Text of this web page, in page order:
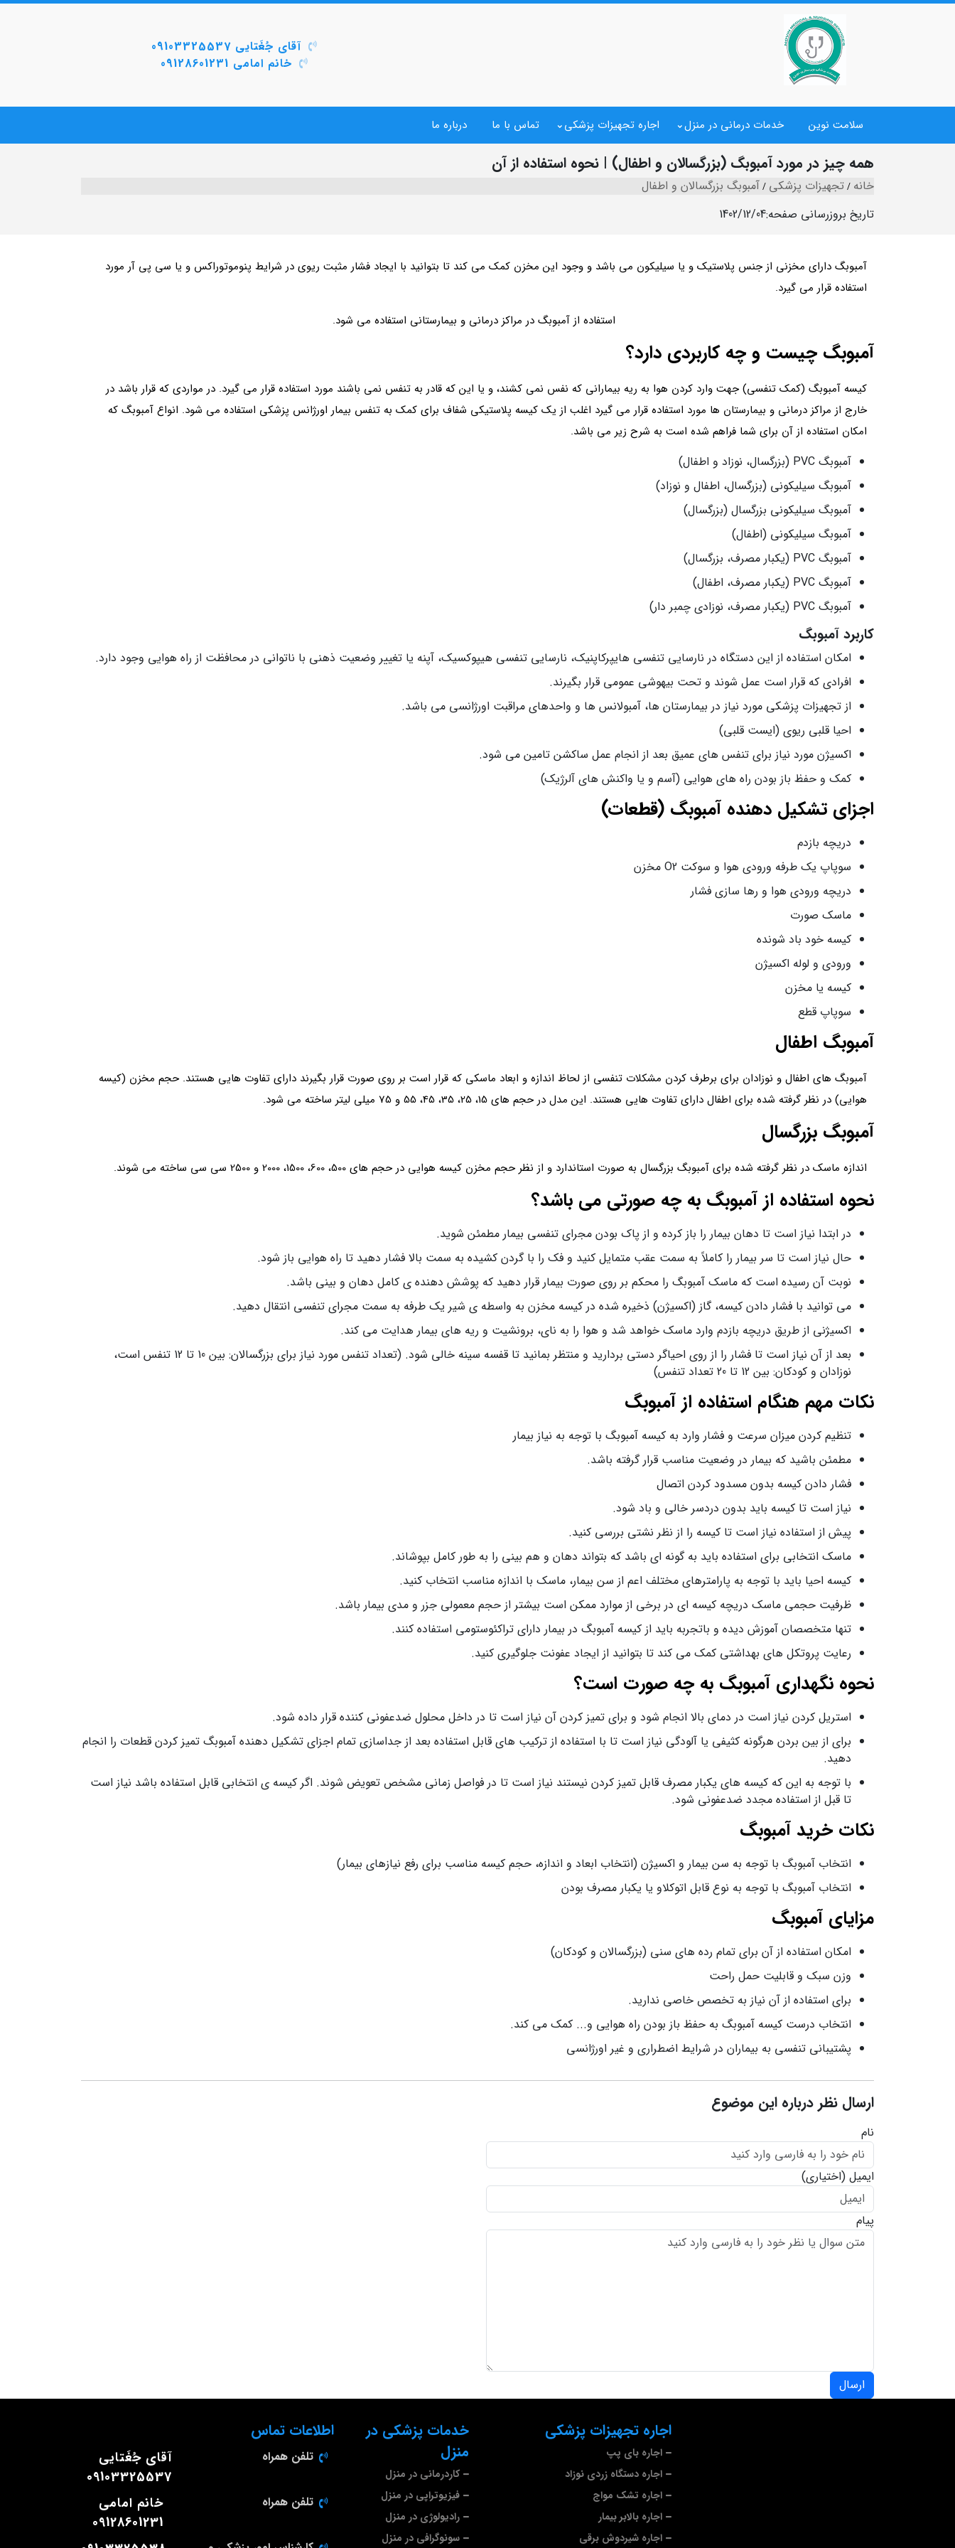
آقای جُغَتایی 09103325537
خانم امامی 09128601231
سلامت نوین خدمات درمانی در منزل اجاره تجهیزات پزشکی تماس با ما درباره ما
همه چیز در مورد آمبوبگ (بزرگسالان و اطفال) | نحوه استفاده از آن
خانه تجهیزات پزشکی آمبوبگ بزرگسالان و اطفال
تاریخ بروزرسانی صفحه:1402/12/04
آمبوبگ دارای مخزنی از جنس پلاستیک و یا سیلیکون می باشد و وجود این مخزن کمک می کند تا بتوانید با ایجاد فشار مثبت ریوی در شرایط پنوموتوراکس و یا سی پی آر مورد
استفاده قرار می گیرد.
استفاده از آمبوبگ در مراکز درمانی و بیمارستانی استفاده می شود.
آمبوبگ چیست و چه کاربردی دارد؟
کیسه آمبوبگ (کمک تنفسی) جهت وارد کردن هوا به ریه بیمارانی که نفس نمی کشند، و یا این که قادر به تنفس نمی باشند مورد استفاده قرار می گیرد. در مواردی که قرار باشد در
خارج از مراکز درمانی و بیمارستان ها مورد استفاده قرار می گیرد اغلب از یک کیسه پلاستیکی شفاف برای کمک به تنفس بیمار اورژانس پزشکی استفاده می‌ شود. انواع آمبوبگ که
امکان استفاده از آن برای شما فراهم شده است به شرح زیر می باشد.
آمبوبگ PVC (بزرگسال، نوزاد و اطفال)
آمبوبگ سیلیکونی (بزرگسال، اطفال و نوزاد)
آمبوبگ سیلیکونی بزرگسال (بزرگسال)
آمبوبگ سیلیکونی (اطفال)
آمبوبگ PVC (یکبار مصرف، بزرگسال)
آمبوبگ PVC (یکبار مصرف، اطفال)
آمبوبگ PVC (یکبار مصرف، نوزادی چمبر دار)
کاربرد آمبوبگ
امکان استفاده از این دستگاه در نارسایی تنفسی هایپرکاپنیک، نارسایی تنفسی هیپوکسیک، آپنه یا تغییر وضعیت ذهنی با ناتوانی در محافظت از راه هوایی وجود دارد.
افرادی که قرار است عمل شوند و تحت بیهوشی عمومی قرار بگیرند.
از تجهیزات پزشکی مورد نیاز در بیمارستان ها، آمبولانس ها و واحدهای مراقبت اورژانسی می باشد.
احیا قلبی ریوی (ایست قلبی)
اکسیژن مورد نیاز برای تنفس های عمیق بعد از انجام عمل ساکشن تامین می شود.
کمک و حفظ باز بودن راه های هوایی (آسم و یا واکنش های آلرژیک)
اجزای تشکیل دهنده آمبوبگ (قطعات)
دریچه بازدم
سوپاپ یک طرفه ورودی هوا و سوکت O2 مخزن
دریچه ورودی هوا و رها سازی فشار
ماسک صورت
کیسه خود باد شونده
ورودی و لوله اکسیژن
کیسه یا مخزن
سوپاپ قطع
آمبوبگ اطفال
آمبوبگ های اطفال و نوزادان برای برطرف کردن مشکلات تنفسی از لحاظ اندازه و ابعاد ماسکی که قرار است بر روی صورت قرار بگیرند دارای تفاوت هایی هستند. حجم مخزن (کیسه
هوایی) در نظر گرفته شده برای اطفال دارای تفاوت هایی هستند. این مدل در حجم های 15، 25، 35، 45، 55 و 75 میلی لیتر ساخته می شود.
آمبوبگ بزرگسال
اندازه ماسک در نظر گرفته شده برای آمبوبگ بزرگسال به صورت استاندارد و از نظر حجم مخزن کیسه هوایی در حجم های 500، 600، 1500، 2000 و 2500 سی سی ساخته می شوند.
نحوه استفاده از آمبوبگ به چه صورتی می باشد؟
در ابتدا نیاز است تا دهان بیمار را باز کرده و از پاک بودن مجرای تنفسی بیمار مطمئن شوید.
حال نیاز است تا سر بیمار را کاملاً به سمت عقب متمایل کنید و فک را با گردن کشیده به سمت بالا فشار دهید تا راه هوایی باز شود.
نوبت آن رسیده است که ماسک آمبوبگ را محکم بر روی صورت بیمار قرار دهید که پوشش دهنده ی کامل دهان و بینی باشد.
می توانید با فشار دادن کیسه، گاز (اکسیژن) ذخیره شده در کیسه مخزن به واسطه ی شیر یک طرفه به سمت مجرای تنفسی انتقال دهید.
اکسیژنی از طریق دریچه بازدم وارد ماسک خواهد شد و هوا را به نای، برونشیت و ریه های بیمار هدایت می کند.
بعد از آن نیاز است تا فشار را از روی احیاگر دستی بردارید و منتظر بمانید تا قفسه سینه خالی شود. (تعداد تنفس مورد نیاز برای بزرگسالان: بین 10 تا 12 تنفس است،
نوزادان و کودکان: بین 12 تا 20 تعداد تنفس)
نکات مهم هنگام استفاده از آمبوبگ
تنظیم کردن میزان سرعت و فشار وارد به کیسه آمبوبگ با توجه به نیاز بیمار
مطمئن باشید که بیمار در وضعیت مناسب قرار گرفته باشد.
فشار دادن کیسه بدون مسدود کردن اتصال
نیاز است تا کیسه باید بدون دردسر خالی و باد شود.
پیش از استفاده نیاز است تا کیسه را از نظر نشتی بررسی کنید.
ماسک انتخابی برای استفاده باید به گونه ای باشد که بتواند دهان و هم بینی را به طور کامل بپوشاند.
کیسه احیا باید با توجه به پارامترهای مختلف اعم از سن بیمار، ماسک با اندازه مناسب انتخاب کنید.
ظرفیت حجمی ماسک دریچه کیسه ای در برخی از موارد ممکن است بیشتر از حجم معمولی جزر و مدی بیمار باشد.
تنها متخصصان آموزش دیده و باتجربه باید از کیسه آمبوبگ در بیمار دارای تراکئوستومی استفاده کنند.
رعایت پروتکل های بهداشتی کمک می کند تا بتوانید از ایجاد عفونت جلوگیری کنید.
نحوه نگهداری آمبوبگ به چه صورت است؟
استریل کردن نیاز است در دمای بالا انجام شود و برای تمیز کردن آن نیاز است تا در داخل محلول ضدعفونی کننده قرار داده شود.
برای از بین بردن هرگونه کثیفی یا آلودگی نیاز است تا با استفاده از ترکیب های قابل استفاده بعد از جداسازی تمام اجزای تشکیل دهنده آمبوبگ تمیز کردن قطعات را انجام
دهید.
با توجه به این که کیسه های یکبار مصرف قابل تمیز کردن نیستند نیاز است تا در فواصل زمانی مشخص تعویض شوند. اگر کیسه ی انتخابی قابل استفاده باشد نیاز است
تا قبل از استفاده مجدد ضدعفونی شود.
نکات خرید آمبوبگ
انتخاب آمبوبگ با توجه به سن بیمار و اکسیژن (انتخاب ابعاد و اندازه، حجم کیسه مناسب برای رفع نیازهای بیمار)
انتخاب آمبوبگ با توجه به نوع قابل اتوکلاو یا یکبار مصرف بودن
مزایای آمبوبگ
امکان استفاده از آن برای تمام رده های سنی (بزرگسالان و کودکان)
وزن سبک و قابلیت حمل راحت
برای استفاده از آن نیاز به تخصص خاصی ندارید.
انتخاب درست کیسه آمبوبگ به حفظ باز بودن راه هوایی و... کمک می کند.
پشتیبانی تنفسی به بیماران در شرایط اضطراری و غیر اورژانسی
ارسال نظر درباره این موضوع
نام
ایمیل (اختیاری)
پیام
ارسال
اجاره تجهیزات پزشکی
اجاره بای پپ
اجاره دستگاه زردی نوزاد
اجاره تشک مواج
اجاره بالابر بیمار
اجاره شیردوش برقی
خدمات پزشکی در
منزل
کاردرمانی در منزل
فیزیوتراپی در منزل
رادیولوژی در منزل
سونوگرافی در منزل
اطلاعات تماس
تلفن همراه
آقای جُغَتایی
09103325537
تلفن همراه
خانم امامی
09128601231